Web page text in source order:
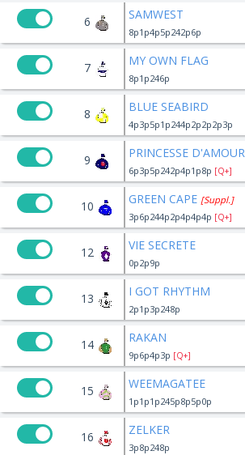
6 SAMWEST
8p1p4p5p242p6p
7 MY OWN FLAG
8p1p246p
8 BLUE SEABIRD
4p3p5p1p244p2p2p2p3p
9 PRINCESSE D'AMOUR
6p3p5p242p4p1p8p [Q+]
10 GREEN CAPE [Suppl.]
3p6p244p2p4p4p4p [Q+]
12 VIE SECRETE
0p2p9p
13 I GOT RHYTHM
2p1p3p248p
14 RAKAN
9p6p4p3p [Q+]
15 WEEMAGATEE
1p1p1p245p8p5p0p
16 ZELKER
3p8p248p